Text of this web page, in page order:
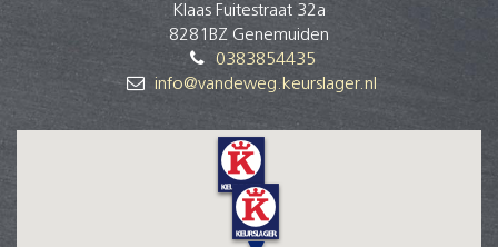
Klaas Fuitestraat 32a
8281BZ Genemuiden
0383854435
info@vandeweg.keurslager.nl